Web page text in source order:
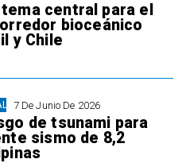
central para el
bioceánico
y Chile
7 De Junio De 2026
de tsunami para
sismo de 8,2